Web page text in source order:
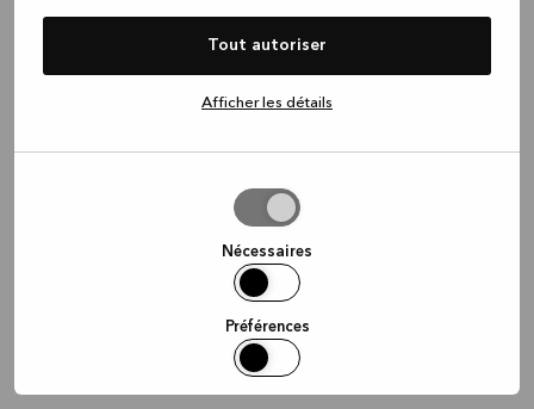
Tout autoriser
Afficher les détails
Nécessaires
Préférences